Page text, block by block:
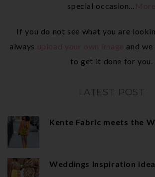
special occasion…
If you do not see what you are
always
and
to get it done for you.
LATEST POST
Kente Fabric meets the
Weddings Inspiration